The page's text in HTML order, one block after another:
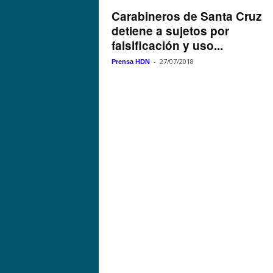
Carabineros de Santa Cruz
detiene a sujetos por
falsificación y uso...
Prensa HDN - 27/07/2018